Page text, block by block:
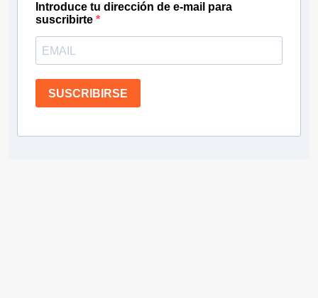
Introduce tu dirección de e-mail para
suscribirte
SUSCRIBIRSE